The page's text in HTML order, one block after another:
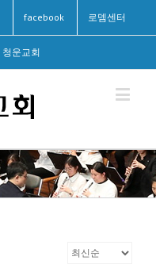
facebook 로뎀센터
청운교회